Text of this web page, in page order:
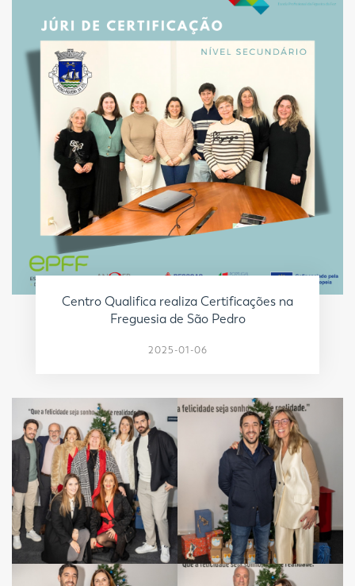
Centro Qualifica realiza Certificações na
Freguesia de São Pedro
2025-01-06